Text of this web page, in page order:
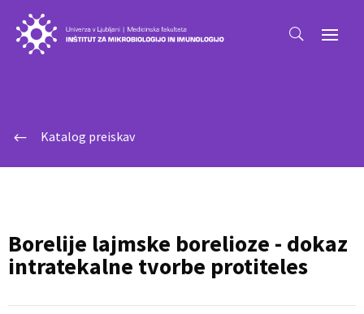
# Katalog preiskav
Borelije lajmske borelioze - dokaz
intratekalne tvorbe protiteles